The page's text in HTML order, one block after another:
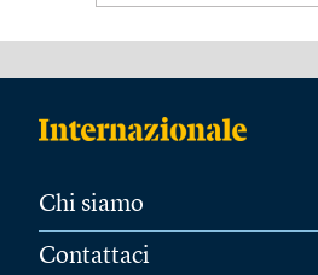
Chi siamo
Contattaci